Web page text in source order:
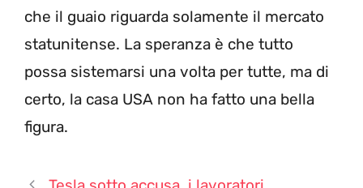
che il guaio riguarda solamente il mercato
statunitense. La speranza è che tutto
possa sistemarsi una volta per tutte, ma di
certo, la casa USA non ha fatto una bella
figura.